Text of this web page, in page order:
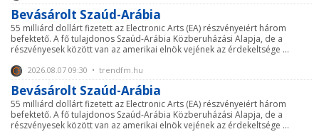
Bevásárolt Szaúd-Arábia
55 milliárd dollárt fizetett az Electronic Arts (EA) részvényeiért három
befektető. A fő tulajdonos Szaúd-Arábia Közberuházási Alapja, de a
részvényesek között van az amerikai elnök vejének az érdekeltsége ...
2026.08.07 09:30 • trendfm.hu
Bevásárolt Szaúd-Arábia
55 milliárd dollárt fizetett az Electronic Arts (EA) részvényeiért három
befektető. A fő tulajdonos Szaúd-Arábia Közberuházási Alapja, de a
részvényesek között van az amerikai elnök vejének az érdekeltsége ...